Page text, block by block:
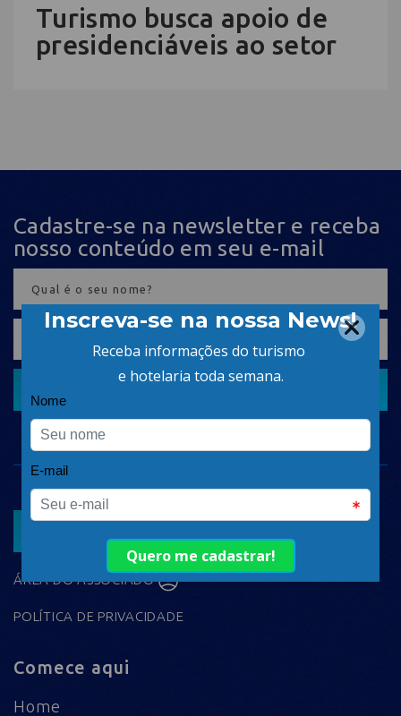
Turismo busca apoio de
presidenciáveis ao setor
Cadastre-se na newsletter e receba
nosso conteúdo em seu e-mail
ÁREA DO ASSOCIADO
POLÍTICA DE PRIVACIDADE
Comece aqui
Home